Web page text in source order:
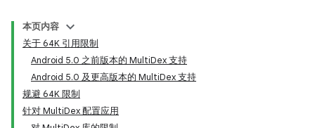
本页内容
关于 64K 引用限制
Android 5.0 之前版本的 MultiDex 支持
Android 5.0 及更高版本的 MultiDex 支持
规避 64K 限制
针对 MultiDex 配置应用